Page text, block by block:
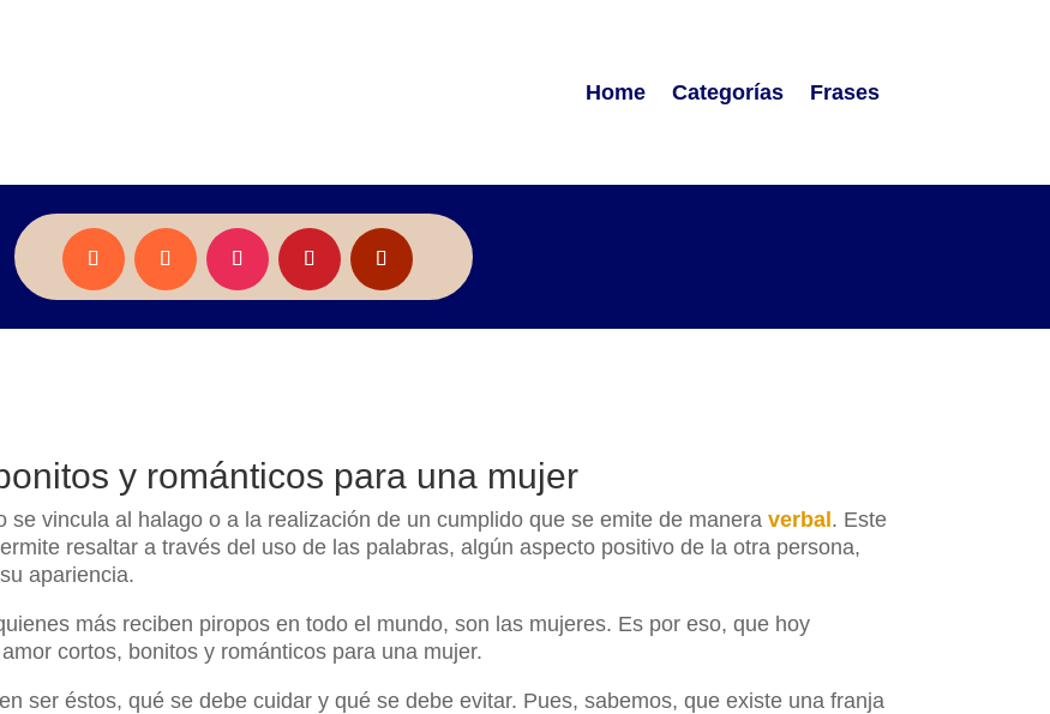
Home Categorías Frases
y románticos para una mujer
vincula al halago o a la realización de un cumplido que se emite de manera verbal. Este
resaltar a través del uso de las palabras, algún aspecto positivo de la otra persona,
apariencia.
más reciben piropos en todo el mundo, son las mujeres. Es por eso, que hoy
cortos, bonitos y románticos para una mujer.
ser éstos, qué se debe cuidar y qué se debe evitar. Pues, sabemos, que existe una franja